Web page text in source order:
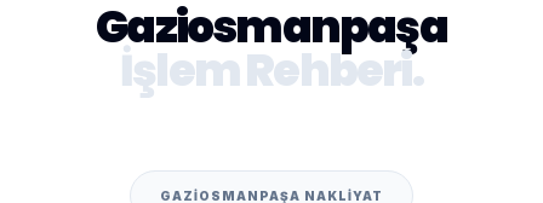
Gaziosmanpaşa
İşlem Rehberi.
GAZIOSMANPAŞA NAKLIYAT